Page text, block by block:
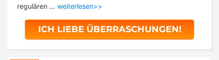
regulären … weiterlesen>>
ICH LIEBE ÜBERRASCHUNGEN!